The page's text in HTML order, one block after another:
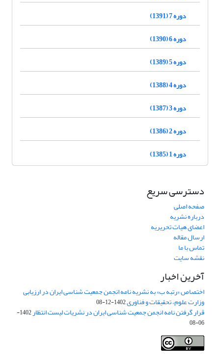
دوره 7 (1391)
دوره 6 (1390)
دوره 5 (1389)
دوره 4 (1388)
دوره 3 (1387)
دوره 2 (1386)
دوره 1 (1385)
دسترسی سریع
صفحه اصلی
درباره نشریه
اعضای هیات تحریریه
ارسال مقاله
تماس با ما
نقشه سایت
آخرین اخبار
اختصاص «رتبه ب» به نشریه نامه انجمن جمعیت شناسی ایران در ارزیابی
وزارت علوم، تحقیقات و فناوری1402-12-08
قرار گرفتن نامه انجمن جمعیت شناسی ایران در نشریات لیست انتظار
1402-
06-08